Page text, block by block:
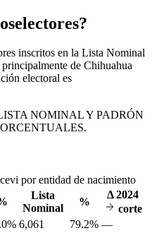
electores?
inscritos en la Lista Nominal
de Chihuahua
electoral es
NOMINAL Y PADRÓN
por entidad de nacimiento
Lista
Nominal
%
Δ2024
corte
6,061 79.2% —